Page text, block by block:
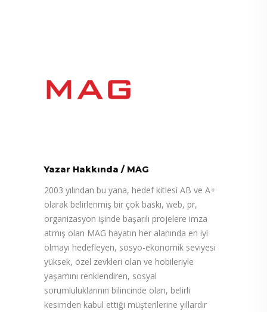
Yazar Hakkında / MAG
2003 yılından bu yana, hedef kitlesi AB ve A+
olarak belirlenmiş bir çok baskı, web, pr,
organizasyon işinde başarılı projelere imza
atmış olan MAG hayatın her alanında en iyi
olmayı hedefleyen, sosyo-ekonomik seviyesi
yüksek, özel zevkleri olan ve hobileriyle
yaşamını renklendiren, sosyal
sorumluluklarının bilincinde olan, belirli
kesimden kabul ettiği müşterilerine yıllardır